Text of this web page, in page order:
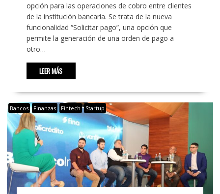
opción para las operaciones de cobro entre clientes
de la institución bancaria. Se trata de la nueva
funcionalidad “Solicitar pago”, una opción que
permite la generación de una orden de pago a
otro…
LEER MÁS
Bancos Finanzas Fintech Startup